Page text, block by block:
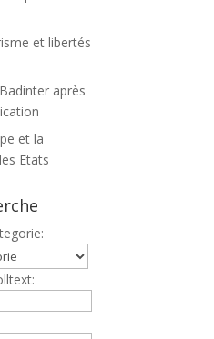
et libertés
après
et la
Etats